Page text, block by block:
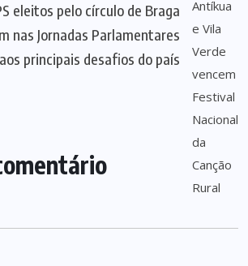
eleitos pelo círculo de Braga
nas Jornadas Parlamentares
principais desafios do país